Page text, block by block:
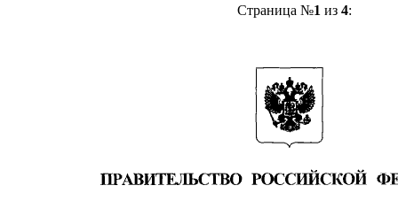
Страница №1 из 4: